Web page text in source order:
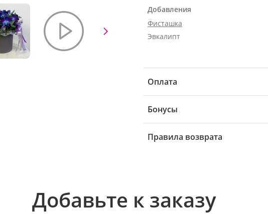
Добавления
Фисташка
Эвкалипт
Оплата
Бонусы
Правила возврата
Добавьте к заказу